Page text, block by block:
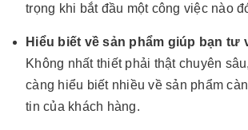
trọng khi bắt đầu một công việc nào
Hiểu biết về sản phẩm giúp bạn tư
Không nhất thiết phải thật chuyên
càng hiểu biết nhiều về sản phẩm
tin của khách hàng.